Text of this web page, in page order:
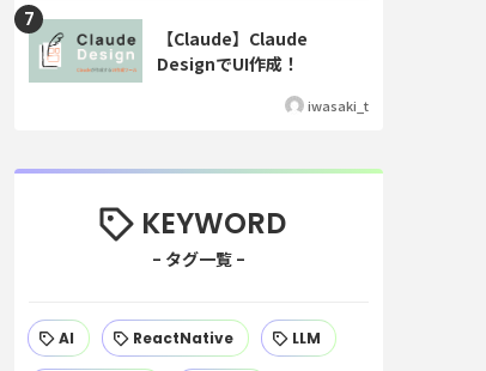
【Claude】Claude
DesignでUI作成！
iwasaki_t
KEYWORD
AI ReactNative LLM